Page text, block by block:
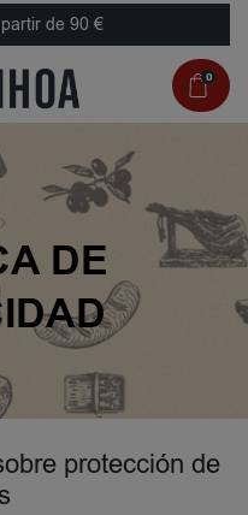
de 90 €
0
DE
protección de